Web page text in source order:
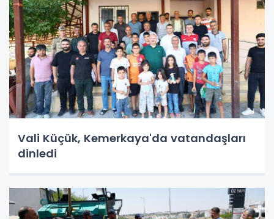
Vali Küçük, Kemerkaya'da vatandaşları
dinledi